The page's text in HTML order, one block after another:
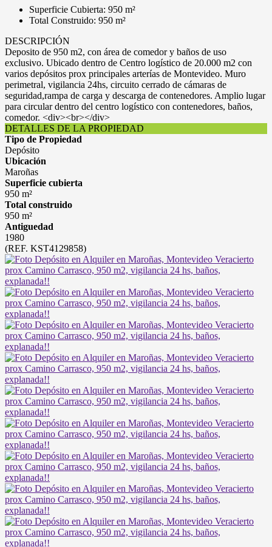
Superficie Cubierta: 950 m²
Total Construido: 950 m²
DESCRIPCIÓN
Deposito de 950 m2, con área de comedor y baños de uso
exclusivo. Ubicado dentro de Centro logístico de 20.000 m2 con
varios depósitos prox principales arterías de Montevideo. Muro
perimetral, vigilancia 24hs, circuito cerrado de cámaras de
seguridad,rampa de carga y descarga de contenedores. Amplio lugar
para circular dentro del centro logístico con contenedores, baños,
comedor. <div><br></div>
DETALLES DE LA PROPIEDAD
Tipo de Propiedad
Depósito
Ubicación
Maroñas
Superficie cubierta
950 m²
Total construido
950 m²
Antiguedad
1980
(REF. KST4129858)